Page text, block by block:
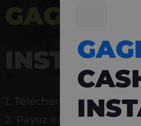
GAGNEZ
1. Téléchargez Carlo
2. Payez en magasin